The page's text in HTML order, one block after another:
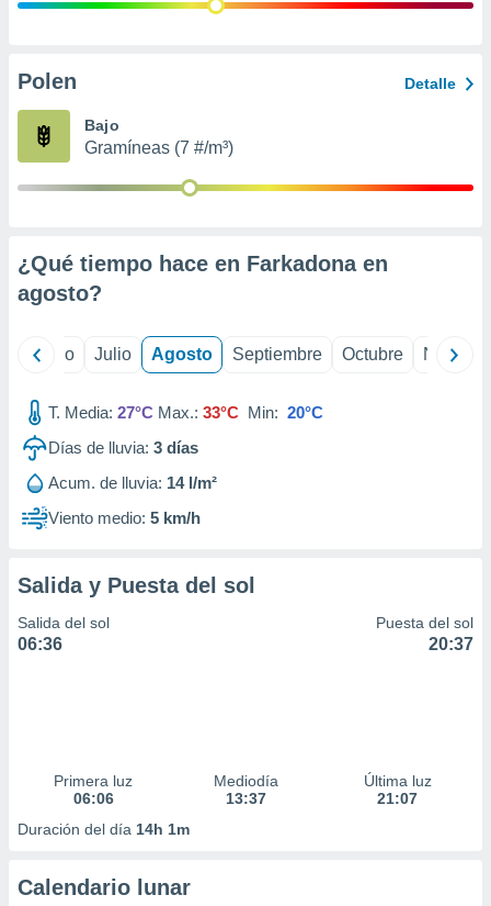
e
publicidad
Polen Detalle
Bajo
Gramíneas (7 #/m³)
¿Qué tiempo hace en Farkadona en
agosto?
Junio Julio Agosto Septiembre Octubre
T. Media: 27°C Max.: 33°C Min: 20°C
Días de lluvia: 3 días
Acum. de lluvia: 14 l/m²
Viento medio: 5 km/h
Salida y Puesta del sol
Salida del sol
06:36
Puesta del sol
20:37
Primera luz
06:06
Mediodía
13:37
Última luz
21:07
Duración del día 14h 1m
Calendario lunar